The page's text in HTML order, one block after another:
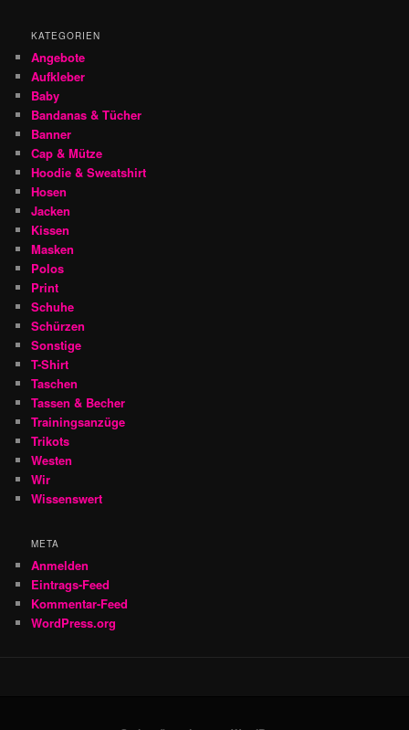
KATEGORIEN
Angebote
Aufkleber
Baby
Bandanas & Tücher
Banner
Cap & Mütze
Hoodie & Sweatshirt
Hosen
Jacken
Kissen
Masken
Polos
Print
Schuhe
Schürzen
Sonstige
T-Shirt
Taschen
Tassen & Becher
Trainingsanzüge
Trikots
Westen
Wir
Wissenswert
META
Anmelden
Eintrags-Feed
Kommentar-Feed
WordPress.org